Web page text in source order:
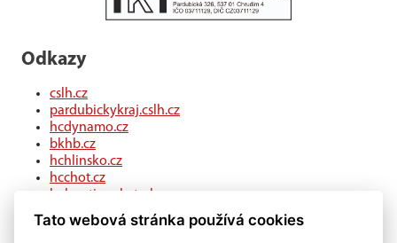
Odkazy
cslh.cz
pardubickykraj.cslh.cz
hcdynamo.cz
bkhb.cz
hchlinsko.cz
hcchot.cz
kohouti-ceskatrebova.cz
hcledec.cz
hclitomysl.cz
Tato webová stránka používá cookies